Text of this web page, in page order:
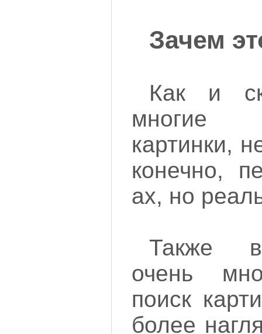
Зачем
Как и
многие
картинки,
конечно,
ах, но
Также в
очень
поиск
более